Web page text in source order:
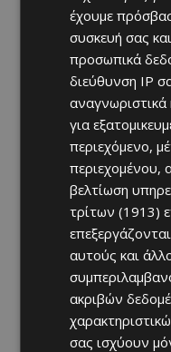
έχουμε
συσκευή σας
προσωπικά
διεύθυνση IP
αναγνωριστικά
για
περιεχόμενο,
περιεχομένου,
βελτίωση
τρίτων (1913)
αυτούς και
ακριβών
σας ισχύουν